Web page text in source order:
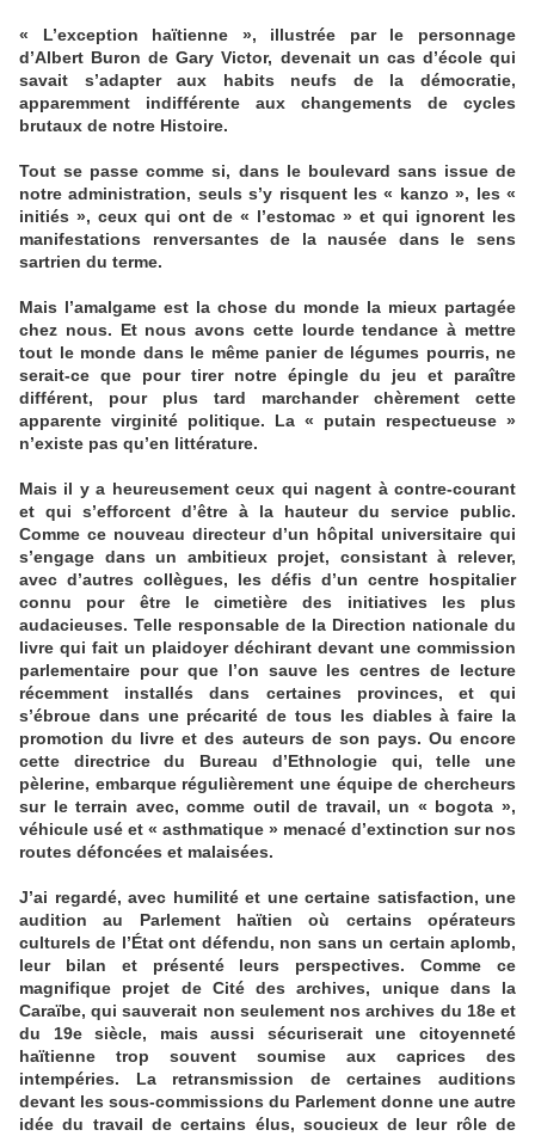
« L’exception haïtienne », illustrée par le personnage
d’Albert Buron de Gary Victor, devenait un cas d’école qui
savait s’adapter aux habits neufs de la démocratie,
apparemment indifférente aux changements de cycles
brutaux de notre Histoire.
Tout se passe comme si, dans le boulevard sans issue de
notre administration, seuls s’y risquent les « kanzo », les «
initiés », ceux qui ont de « l’estomac » et qui ignorent les
manifestations renversantes de la nausée dans le sens
sartrien du terme.
Mais l’amalgame est la chose du monde la mieux partagée
chez nous. Et nous avons cette lourde tendance à mettre
tout le monde dans le même panier de légumes pourris, ne
serait-ce que pour tirer notre épingle du jeu et paraître
différent, pour plus tard marchander chèrement cette
apparente virginité politique. La « putain respectueuse »
n’existe pas qu’en littérature.
Mais il y a heureusement ceux qui nagent à contre-courant
et qui s’efforcent d’être à la hauteur du service public.
Comme ce nouveau directeur d’un hôpital universitaire qui
s’engage dans un ambitieux projet, consistant à relever,
avec d’autres collègues, les défis d’un centre hospitalier
connu pour être le cimetière des initiatives les plus
audacieuses. Telle responsable de la Direction nationale du
livre qui fait un plaidoyer déchirant devant une commission
parlementaire pour que l’on sauve les centres de lecture
récemment installés dans certaines provinces, et qui
s’ébroue dans une précarité de tous les diables à faire la
promotion du livre et des auteurs de son pays. Ou encore
cette directrice du Bureau d’Ethnologie qui, telle une
pèlerine, embarque régulièrement une équipe de chercheurs
sur le terrain avec, comme outil de travail, un « bogota »,
véhicule usé et « asthmatique » menacé d’extinction sur nos
routes défoncées et malaisées.
J’ai regardé, avec humilité et une certaine satisfaction, une
audition au Parlement haïtien où certains opérateurs
culturels de l’État ont défendu, non sans un certain aplomb,
leur bilan et présenté leurs perspectives. Comme ce
magnifique projet de Cité des archives, unique dans la
Caraïbe, qui sauverait non seulement nos archives du 18e et
du 19e siècle, mais aussi sécuriserait une citoyenneté
haïtienne trop souvent soumise aux caprices des
intempéries. La retransmission de certaines auditions
devant les sous-commissions du Parlement donne une autre
idée du travail de certains élus, soucieux de leur rôle de